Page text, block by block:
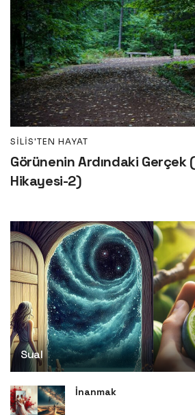
SILIS'TEN HAYAT
Görünenin Ardındaki Gerçek
Hikayesi-2)
Sual
İnanmak